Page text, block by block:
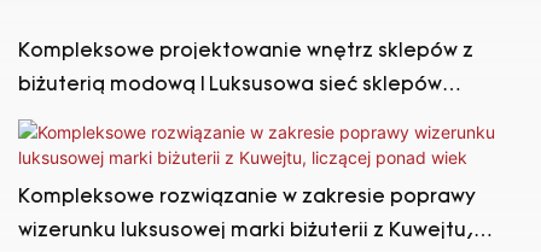
Kompleksowe projektowanie wnętrz sklepów z
biżuterią modową | Luksusowa sieć sklepów
jubilerskich w Wielkiej Brytanii
Kompleksowe rozwiązanie w zakresie poprawy
wizerunku luksusowej marki biżuterii z Kuwejtu,